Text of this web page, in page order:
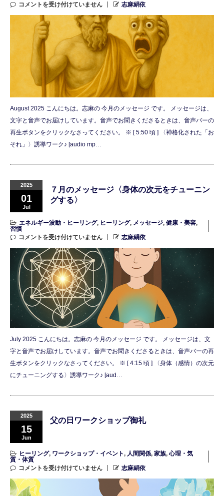
コメントを受け付けていません
志麻絹依
August 2025 こんにちは。志麻の 今月のメッセージ です。 メッセージは、
文字と音声でお届けしています。音声でお聞きくださるときは、音声バーの
再生ボタンをクリックなさってください。 ※ [ 5:50 頃 ] 〈神格化された「お
それ」〉誘導ワーク♪ [audio mp…
2025
01
Jul
７月のメッセージ〈身体の次元をチューニン
グする〉
エネルギー波動・ヒーリング, ヒーリング, メッセージ, 健康・美容,
習慣
コメントを受け付けていません
志麻絹依
July 2025 こんにちは。志麻の 今月のメッセージ です。 メッセージは、文
字と音声でお届けしています。音声でお聞きくださるときは、音声バーの再
生ボタンをクリックなさってください。 ※ [ 4:15 頃 ] 〈身体（感情）の次元
にチューニングする〉誘導ワーク♪ [aud…
2025
15
Jun
父の日ワークショップ御礼
ヒーリング, ワークショップ・イベント, 人間関係, 家族,心理・気
質・体質
コメントを受け付けていません
志麻絹依